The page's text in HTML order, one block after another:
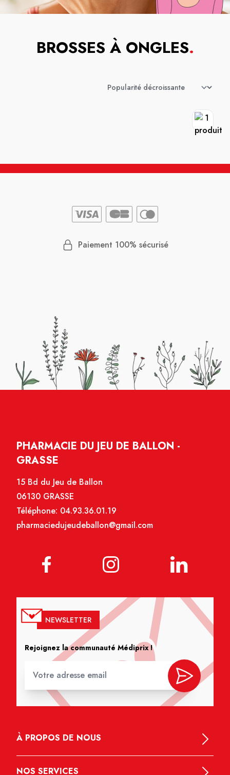
BROSSES À ONGLES.
Paiement 100% sécurisé
PHARMACIE DU JEU DE BALLON -
GRASSE
15 Bd du Jeu de Ballon
06130 GRASSE
Téléphone: 04.93.36.01.19
pharmaciedujeudeballon@gmail.com
NEWSLETTER
Rejoignez la communauté Médiprix !
À PROPOS DE NOUS
NOS SERVICES